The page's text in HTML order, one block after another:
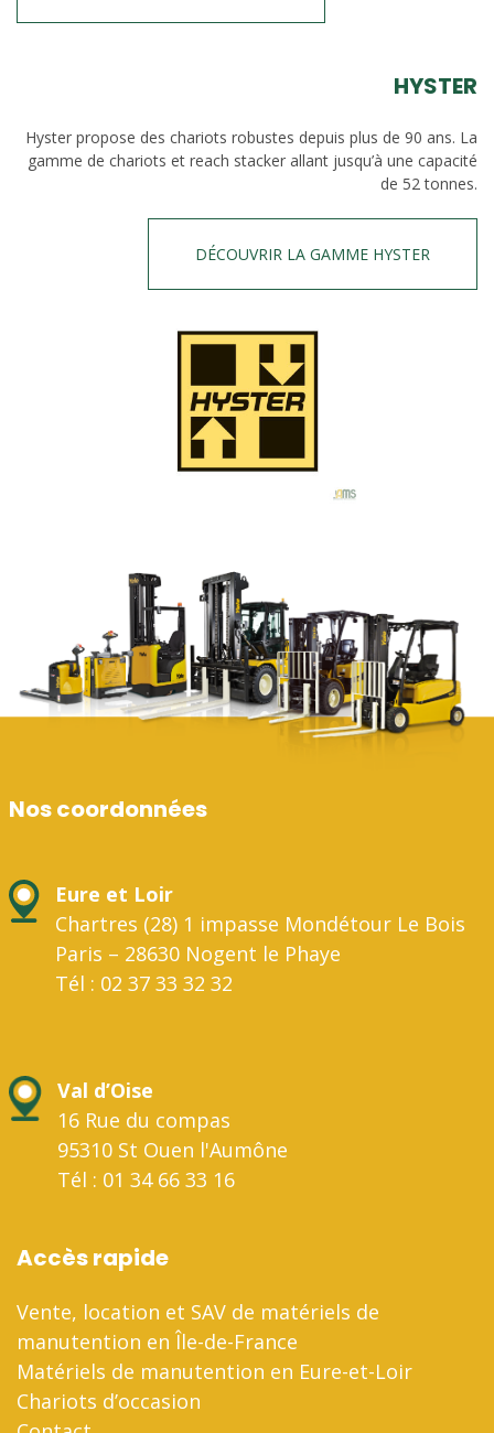
HYSTER
Hyster propose des chariots robustes depuis plus de 90 ans. La
gamme de chariots et reach stacker allant jusqu’à une capacité
de 52 tonnes.
DÉCOUVRIR LA GAMME HYSTER
Nos coordonnées
Eure et Loir
Chartres (28) 1 impasse Mondétour Le Bois
Paris – 28630 Nogent le Phaye
Tél : 02 37 33 32 32
Val d’Oise
16 Rue du compas
95310 St Ouen l'Aumône
Tél : 01 34 66 33 16
Accès rapide
Vente, location et SAV de matériels de
manutention en Île-de-France
Matériels de manutention en Eure-et-Loir
Chariots d’occasion